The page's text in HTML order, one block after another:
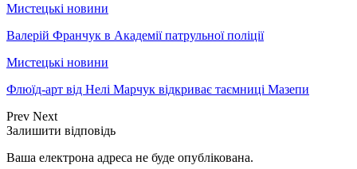
Мистецькі новини
Валерій Франчук в Академії патрульної поліції
Мистецькі новини
Флюїд-арт від Нелі Марчук відкриває таємниці Мазепи
Prev Next
Залишити відповідь
Ваша електрона адреса не буде опублікована.